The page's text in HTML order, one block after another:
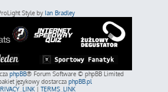
Style by Ian Bradley
phpBB® Forum Software © phpBB Limited
językowy dostarcza phpBB.pl
| TERMS_LINK